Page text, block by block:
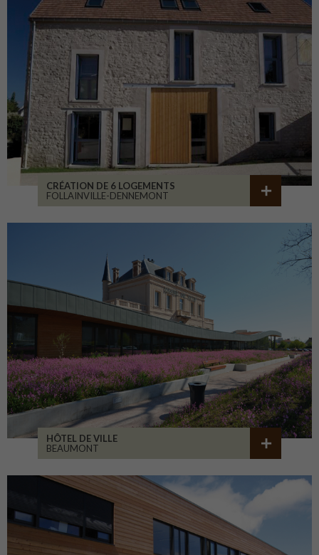
CRÉATION DE 6 LOGEMENTS
FOLLAINVILLE-DENNEMONT
HÔTEL DE VILLE
BEAUMONT